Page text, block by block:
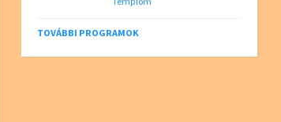
TOVÁBBI PROGRAMOK